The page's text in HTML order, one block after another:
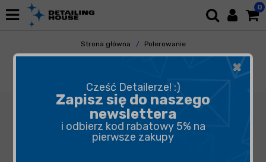
0
Strona główna
Polerowanie
Akcesoria Polerskie
Mierniki Lakieru
×
Cześć Detailerze! :)
Zapisz się do naszego
newslettera
i odbierz kod rabatowy 5% na
pierwsze zakupy